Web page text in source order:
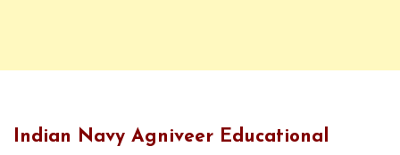
Indian Navy Agniveer Educational